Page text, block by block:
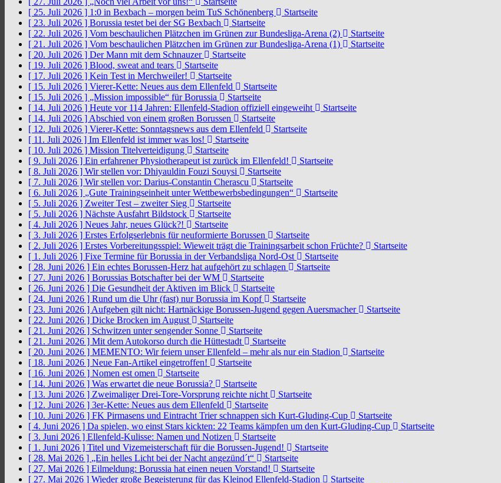
[ 25. Juli 2026 ] 1:0 in Bexbach – morgen beim TuS Schönenberg
Startseite
[ 23. Juli 2026 ] Borussia testet bei der SG Bexbach
Startseite
[ 22. Juli 2026 ] Vom beschaulichen Plätzchen im Grünen zur Bundesliga-Arena (2)
Startseite
[ 21. Juli 2026 ] Vom beschaulichen Plätzchen im Grünen zur Bundesliga-Arena (1)
Startseite
[ 20. Juli 2026 ] Der Mann mit dem Schnauzer
Startseite
[ 19. Juli 2026 ] Blood, sweat and tears
Startseite
[ 17. Juli 2026 ] Kein Test in Merchweiler!
Startseite
[ 15. Juli 2026 ] Vierer-Kette: Neues aus dem Ellenfeld
Startseite
[ 15. Juli 2026 ] „Mission impossible“ für Borussia
Startseite
[ 14. Juli 2026 ] Heute vor 114 Jahren: Ellenfeld-Stadion offiziell eingeweiht
Startseite
[ 14. Juli 2026 ] Abschied von einem großen Borussen
Startseite
[ 12. Juli 2026 ] Vierer-Kette: Sonntagsnews aus dem Ellenfeld
Startseite
[ 11. Juli 2026 ] Im Ellenfeld ist immer was los!
Startseite
[ 10. Juli 2026 ] Mission Titelverteidigung
Startseite
[ 9. Juli 2026 ] Ein erfahrener Physiotherapeut ist zurück im Ellenfeld!
Startseite
[ 8. Juli 2026 ] Wir stellen vor: Dhiyauldin Fouzi Souysi
Startseite
[ 7. Juli 2026 ] Wir stellen vor: Darius-Constantin Cherascu
Startseite
[ 6. Juli 2026 ] „Gute Trainingseinheit unter Wettbewerbsbedingungen“
Startseite
[ 5. Juli 2026 ] Zweiter Test – zweiter Sieg
Startseite
[ 5. Juli 2026 ] Nächste Ausfahrt Bildstock
Startseite
[ 4. Juli 2026 ] Neues Jahr, neues Glück?!
Startseite
[ 3. Juli 2026 ] Erstes Erfolgserlebnis für neuformierte Borussen
Startseite
[ 2. Juli 2026 ] Erstes Vorbereitungsspiel: Wieweit trägt die Trainingsarbeit schon Früchte?
Startseite
[ 1. Juli 2026 ] Fixe Termine für Borussia in der Verbandsliga Nord-Ost
Startseite
[ 28. Juni 2026 ] Ein echtes Borussen-Herz hat aufgehört zu schlagen
Startseite
[ 27. Juni 2026 ] Borussias Botschafter bei der WM
Startseite
[ 26. Juni 2026 ] Die Gesundheit der Aktiven im Blick
Startseite
[ 24. Juni 2026 ] Rund um die Uhr (fast) nur Borussia im Kopf
Startseite
[ 23. Juni 2026 ] Aufgeben gilt nicht: Hartnäckige Borussen-Jugend gegen Auersmacher
Startseite
[ 22. Juni 2026 ] Dicke Brocken im August
Startseite
[ 21. Juni 2026 ] Schwitzen unter sengender Sonne
Startseite
[ 21. Juni 2026 ] Mit dem Autokorso durch die Hüttestadt
Startseite
[ 20. Juni 2026 ] MEMENTO: Wir feiern unser Ellenfeld – mehr als nur ein Stadion
Startseite
[ 18. Juni 2026 ] Neue Fan-Artikel eingetroffen!
Startseite
[ 16. Juni 2026 ] Nomen est omen
Startseite
[ 14. Juni 2026 ] Was erwartet die neue Borussia?
Startseite
[ 13. Juni 2026 ] Zweimaliger Drei-Tore-Vorsprung reichte nicht
Startseite
[ 12. Juni 2026 ] 3er-Kette: Neues aus dem Ellenfeld
Startseite
[ 10. Juni 2026 ] FK Pirmasens und Eintracht Trier schnappen sich Kurt-Gluding-Cup
Startseite
[ 4. Juni 2026 ] Da spielen, wo einst Stars kickten: 22 Teams kämpfen um den Kurt-Gluding-Cup
Startseite
[ 3. Juni 2026 ] Ellenfeld-Kulisse: Namen und Notizen
Startseite
[ 1. Juni 2026 ] Titel und Vizemeisterschaft für die Borussen-Jugend!
Startseite
[ 28. Mai 2026 ] „Ein helles Licht bei der Nacht angezünd´t“
Startseite
[ 27. Mai 2026 ] Eilmeldung: Borussia hat einen neuen Vorstand!
Startseite
[ 27. Mai 2026 ] Wieder große Begeisterung für das Kleinod Ellenfeld-Stadion
Startseite